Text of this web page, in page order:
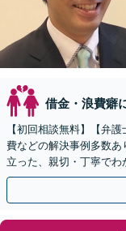
借金・浪費癖
【初回相談無料】【弁
費などの解決事例多数
立った、親切・丁寧で
【分割払い対応】